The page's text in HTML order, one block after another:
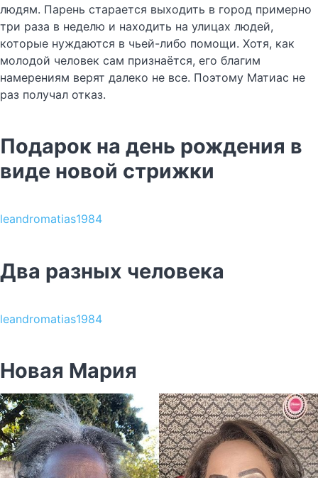
людям. Парень старается выходить в город примерно
три раза в неделю и находить на улицах людей,
которые нуждаются в чьей-либо помощи. Хотя, как
молодой человек сам признаётся, его благим
намерениям верят далеко не все. Поэтому Матиас не
раз получал отказ.
Подарок на день рождения в
виде новой стрижки
leandromatias1984
Два разных человека
leandromatias1984
Новая Мария